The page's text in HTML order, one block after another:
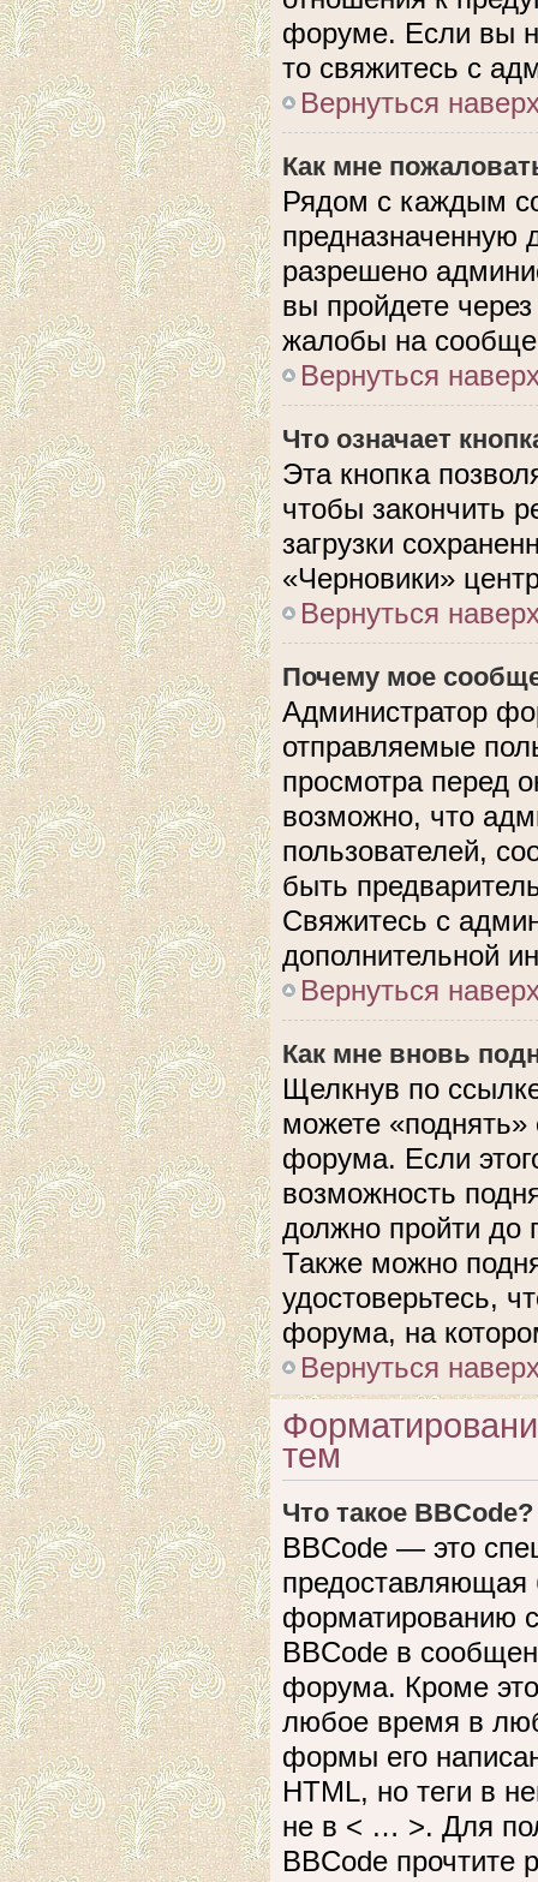
форуме. Если вы
то свяжитесь с
Вернуться
Как мне
Рядом с каждым
предназначенную
разрешено
вы пройдете
жалобы на
Вернуться
Что означает
Эта кнопка
чтобы закончить
загрузки
«Черновики»
Вернуться
Почему мое
Администратор
отправляемые
просмотра перед
возможно, что
пользователей,
быть
Свяжитесь с
дополнительной
Вернуться
Как мне вновь
Щелкнув по
можете
форума. Если
возможность
должно пройти до
Также можно
удостоверьтесь,
форума, на
Вернуться
тем
Что такое BBCode?
BBCode — это
предоставляющая
форматированию
BBCode в
форума. Кроме
любое время в
формы его
HTML, но теги в
не в < … >. Для
BBCode прочтите